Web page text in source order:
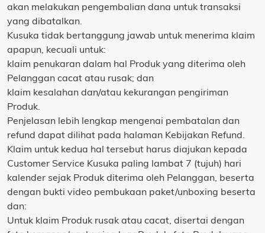
akan melakukan pengembalian dana untuk transaksi
yang dibatalkan.
Kusuka tidak bertanggung jawab untuk menerima klaim
apapun, kecuali untuk:
klaim penukaran dalam hal Produk yang diterima oleh
Pelanggan cacat atau rusak; dan
klaim kesalahan dan/atau kekurangan pengiriman
Produk.
Penjelasan lebih lengkap mengenai pembatalan dan
refund dapat dilihat pada halaman Kebijakan Refund.
Klaim untuk kedua hal tersebut harus diajukan kepada
Customer Service Kusuka paling lambat 7 (tujuh) hari
kalender sejak Produk diterima oleh Pelanggan, beserta
dengan bukti video pembukaan paket/unboxing beserta
dan:
Untuk klaim Produk rusak atau cacat, disertai dengan